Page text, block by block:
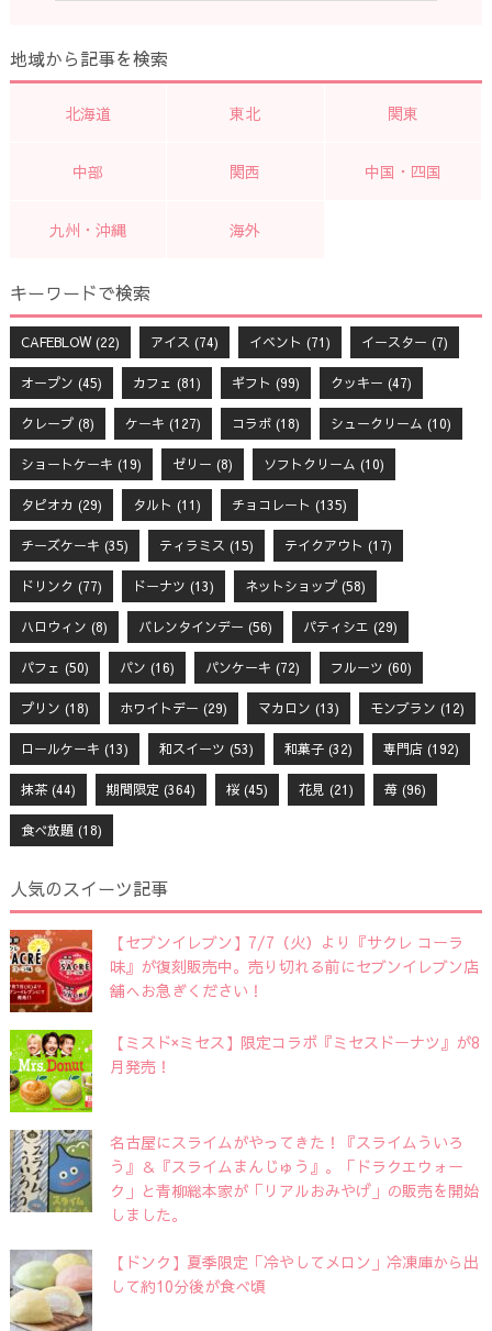
地域から記事を検索
北海道 東北 関東
中部 関西 中国・四国
九州・沖縄 海外
キーワードで検索
CAFEBLOW(22) アイス (74) イベント (71) イースター (7)
オープン (45) カフェ (81) ギフト (99) クッキー (47)
クレープ(8) ケーキ (127) コラボ(18) シュークリーム (10)
ショートケーキ (19) ゼリー (8) ソフトクリーム (10)
タピオカ (29) タルト (11) チョコレート (135)
チーズケーキ (35) ティラミス (15) テイクアウト (17)
ドリンク (77) ドーナツ (13) ネットショップ(58)
ハロウィン (8) バレンタインデー (56) パティシエ (29)
パフェ (50) パン (16) パンケーキ (72) フルーツ (60)
プリン (18) ホワイトデー (29) マカロン (13) モンブラン (12)
ロールケーキ (13) 和スイーツ (53) 和菓子(32) 専門店(192)
抹茶(44) 期間限定 (364) 桜(45) 花見 (21) 苺(96)
食べ放題(18)
人気のスイーツ記事
【セブンイレブン】7/7（火）より『サクレ コーラ
味』が復刻販売中。売り切れる前にセブンイレブン店
舗へお急ぎください！
【ミスド×ミセス】限定コラボ『ミセスドーナツ』が8
月発売！
名古屋にスライムがやってきた！『スライムういろ
う』＆『スライムまんじゅう』。「ドラクエウォー
ク」と青柳総本家が「リアルおみやげ」の販売を開始
しました。
【ドンク】夏季限定「冷やしてメロン」冷凍庫から出
して約10分後が食べ頃